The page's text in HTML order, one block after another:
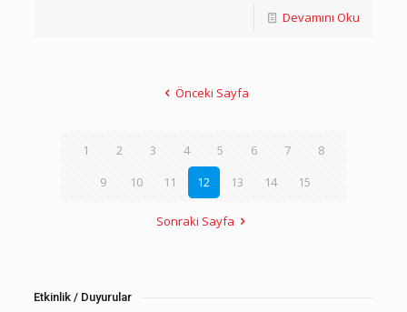
Devamını Oku
Önceki Sayfa
1 2 3 4 5 6 7
8
9
10 11 12 13 14 15
Sonraki Sayfa
Etkinlik / Duyurular